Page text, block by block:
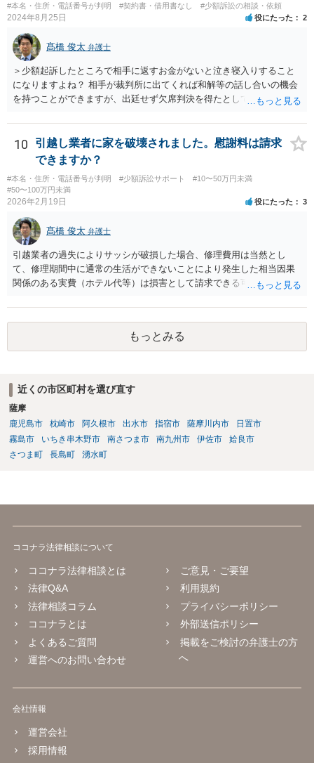
#本名・住所・電話番号が判明
#契約書・借用書なし #少額訴訟の相談・依頼
2024年8月25日 役にたった 2
髙橋 俊太 弁護士
＞少額起訴したところで相手に返すお金がないと泣き寝入りすること
になりますよね？ 相手が裁判所に出てくれば和解等の話し合いの機会
を持つことができますが、出廷せず欠席判決を得たとしても、執行段
にお願いして赤字になりますか？ 契約内容等によりますので一概には
言えませんが、上記のように回収が難しくなってしまう可能性もある
ので、弁護士費用が無駄になってしまうリスクはあるでしょう。 ＞相
手が嘘をついてお金を借りてるのは詐欺罪にはならないんですか？ ＞
詐欺になる可能性があって、被害者が何人かいてもそれだけだと警察
は動いてくれないんでしょうか？ 貴方に対して虚偽の事実を述べて借
生じるでしょうし、同一の手口による複数の被害者が他にもいること
が明白であれば、警察は動く可能性が高いです。
10
引越し業者に家を破壊されました。慰謝料は請求
できますか？
#本名・住所・電話番号が判明 #少額訴訟サポート
#10〜50万円未満
#50〜100万円未満
2026年2月19日 役にたった 3
髙橋 俊太 弁護士
引越業者の過失によりサッシが破損した場合、修理費用は当然とし
て、修理期間中に通常の生活ができないことにより発生した相当因果
関係のある実費（ホテル代等）は損害として請求できる可能性があり
められにくく、「迷惑料」は法的には認容されにくい傾向です。ただ
し、新築直後で生活に重大な支障が生じる場合などは、交渉上、解決
金として一定額が上乗せされることはあり得るでしょう。まずは実費
の補償を明確に求めることが重要です。
もっとみる
近くの市区町村を選び直す
薩摩
鹿児島市
枕崎市 阿久根市 出水市 指宿市 薩摩川内市
日置市
霧島市
いちき串木野市 南さつま市 南九州市 伊佐市
姶良市
さつま町
長島町 湧水町
ココナラ法律相談について
ココナラ法律相談とは
法律Q&A
法律相談コラム
ココナラとは
よくあるご質問
運営へのお問い合わせ
ご意見・ご要望
利用規約
プライバシーポリシー
外部送信ポリシー
掲載をご検討の弁護士の方
へ
会社情報
運営会社
採用情報